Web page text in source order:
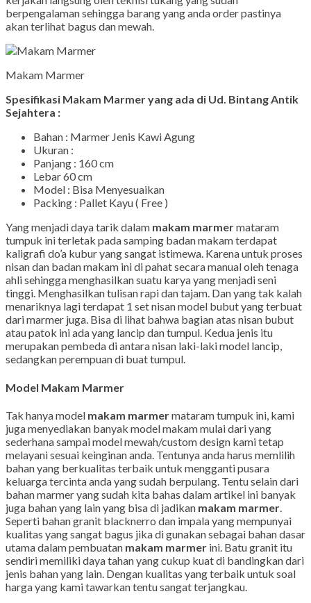
berpengalaman sehingga barang yang anda order pastinya
akan terlihat bagus dan mewah.
Makam Marmer
Spesifikasi Makam Marmer yang ada di Ud. Bintang Antik
Sejahtera :
Bahan : Marmer Jenis Kawi Agung
Ukuran :
Panjang : 160 cm
Lebar 60 cm
Model : Bisa Menyesuaikan
Packing : Pallet Kayu ( Free )
Yang menjadi daya tarik dalam makam marmermataram
tumpuk ini terletak pada samping badan makam terdapat
kaligrafi do’a kubur yang sangat istimewa. Karena untuk proses
nisan dan badan makam ini di pahat secara manual oleh tenaga
ahli sehingga menghasilkan suatu karya yang menjadi seni
tinggi. Menghasilkan tulisan rapi dan tajam. Dan yang tak kalah
menariknya lagi terdapat 1 set nisan model bubut yang terbuat
dari marmer juga. Bisa di lihat bahwa bagian atas nisan bubut
atau patok ini ada yang lancip dan tumpul. Kedua jenis itu
merupakan pembeda di antara nisan laki-laki model lancip,
sedangkan perempuan di buat tumpul.
Model Makam Marmer
Tak hanya model makam marmermataram tumpuk ini, kami
juga menyediakan banyak model makam mulai dari yang
sederhana sampai model mewah/custom design kami tetap
melayani sesuai keinginan anda. Tentunya anda harus memlilih
bahan yang berkualitas terbaik untuk mengganti pusara
keluarga tercinta anda yang sudah berpulang. Tentu selain dari
bahan marmer yang sudah kita bahas dalam artikel ini banyak
juga bahan yang lain yang bisa di jadikan makam marmer.
Seperti bahan granit blacknerro dan impala yang mempunyai
kualitas yang sangat bagus jika di gunakan sebagai bahan dasar
utama dalam pembuatan makam marmer ini. Batu granit itu
sendiri memiliki daya tahan yang cukup kuat di bandingkan dari
jenis bahan yang lain. Dengan kualitas yang terbaik untuk soal
harga yang kami tawarkan tentu sangat terjangkau.